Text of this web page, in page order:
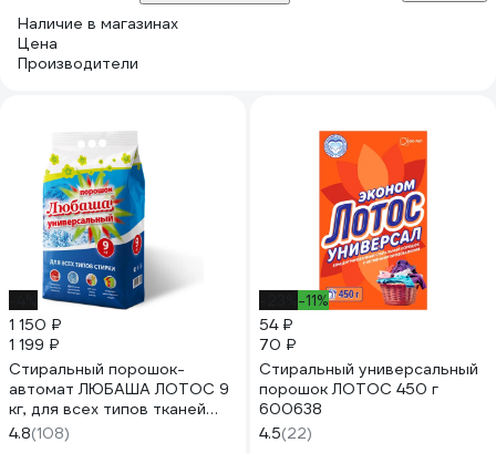
Наличие в магазинах
Цена
Производители
1 150 ₽
1 199 ₽
Стиральный порошок-
автомат ЛЮБАША ЛОТОС 9
кг, для всех типов тканей
605571
4.8(108)
-11%
54 ₽
70 ₽
Стиральный универсальный
порошок ЛОТОС 450 г
600638
4.5(22)